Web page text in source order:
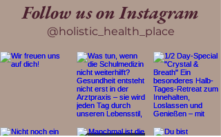
Follow us on Instagram
@holistic_health_place